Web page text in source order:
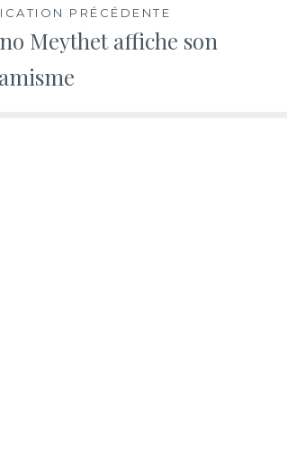
PRÉCÉDENTE
Meythet affiche son